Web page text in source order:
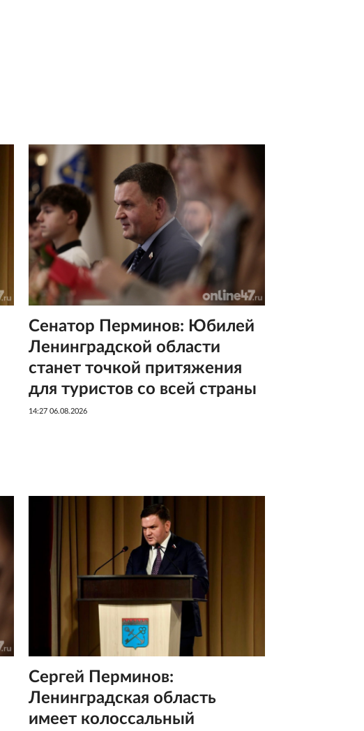
Сенатор Перминов: Юбилей
Ленинградской области
станет точкой притяжения
для туристов со всей страны
14:27 06.08.2026
Сергей Перминов:
Ленинградская область
имеет колоссальный